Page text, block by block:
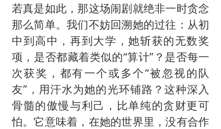
若真是如此，那这场闹剧就绝非一时贪念
那么简单。我们不妨回溯她的过往：从初
中到高中，再到大学，她斩获的无数奖
项，是否都藏着类似的“算计”？是否每一
次获奖，都有一个或多个“被忽视的队
友”，用汗水为她的光环铺路？这种深入
骨髓的傲慢与利己，比单纯的贪财更可
怕。它意味着，在她的世界里，没有合作